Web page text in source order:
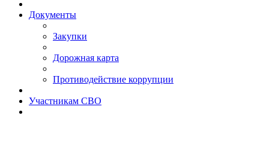
Документы
Закупки
Дорожная карта
Противодействие коррупции
Участникам СВО